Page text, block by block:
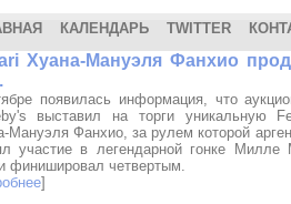
КАЛЕНДАРЬ TWITTER
Хуана-Мануэля Фанхио
появилась информация, что
выставил на торги уникальную
Мануэля Фанхио, за рулем которой
участие в легендарной гонке
финишировал четвертым.
]